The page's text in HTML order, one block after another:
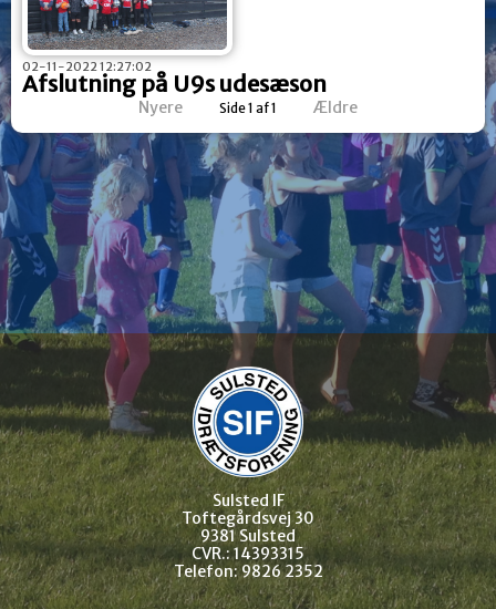
02-11-2022 12:27:02
Afslutning på U9s udesæson
Nyere Side 1 af 1 Ældre
Sulsted IF
Toftegårdsvej 30
9381 Sulsted
CVR.: 14393315
Telefon: 9826 2352